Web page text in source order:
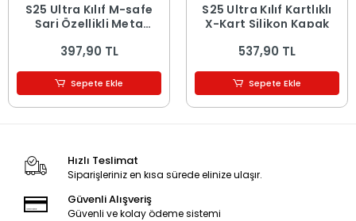
S25 Ultra Kılıf M-safe
Şarj Özellikli Meta
397,90 TL
Sepete Ekle
S25 Ultra Kılıf Kartlıklı
X-Kart Silikon Kapak
537,90 TL
Sepete Ekle
Hızlı Teslimat
Siparişleriniz en kısa sürede elinize ulaşır.
Güvenli Alışveriş
Güvenli ve kolay ödeme sistemi